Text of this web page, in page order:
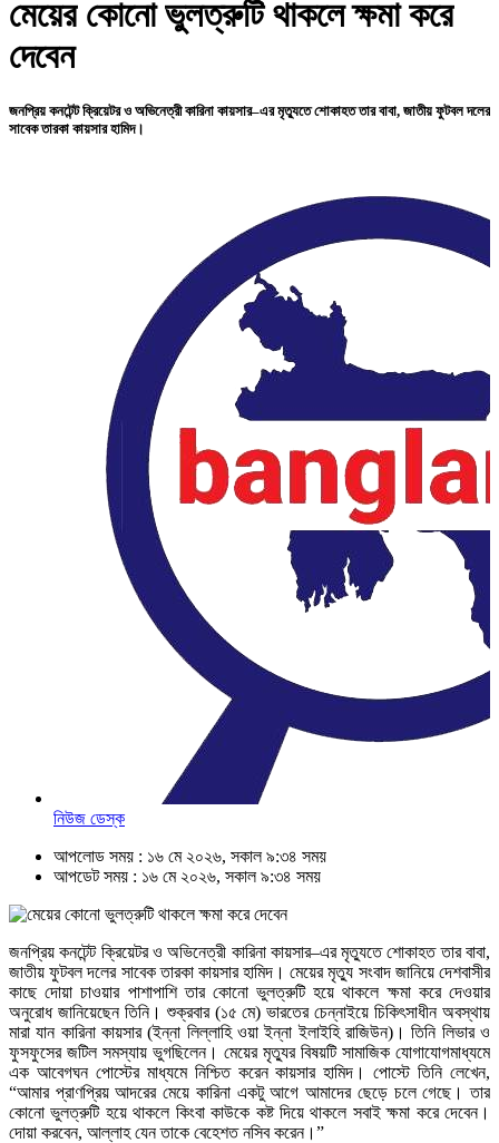
মেয়ের কোনো ভুলত্রুটি থাকলে ক্ষমা করে
দেবেন
জনপ্রিয় কনটেন্ট ক্রিয়েটর ও অভিনেত্রী কারিনা কায়সার–এর মৃত্যুতে শোকাহত তার বাবা, জাতীয় ফুটবল দলের
সাবেক তারকা কায়সার হামিদ।
নিউজ ডেস্ক
আপলোড সময় : ১৬ মে ২০২৬, সকাল ৯:৩৪ সময়
আপডেট সময় : ১৬ মে ২০২৬, সকাল ৯:৩৪ সময়
জনপ্রিয় কনটেন্ট ক্রিয়েটর ও অভিনেত্রী কারিনা কায়সার–এর মৃত্যুতে শোকাহত তার বাবা,
জাতীয় ফুটবল দলের সাবেক তারকা কায়সার হামিদ। মেয়ের মৃত্যু সংবাদ জানিয়ে দেশবাসীর
কাছে দোয়া চাওয়ার পাশাপাশি তার কোনো ভুলত্রুটি হয়ে থাকলে ক্ষমা করে দেওয়ার
অনুরোধ জানিয়েছেন তিনি। শুক্রবার (১৫ মে) ভারতের চেন্নাইয়ে চিকিৎসাধীন অবস্থায়
মারা যান কারিনা কায়সার (ইন্না লিল্লাহি ওয়া ইন্না ইলাইহি রাজিউন)। তিনি লিভার ও
ফুসফুসের জটিল সমস্যায় ভুগছিলেন। মেয়ের মৃত্যুর বিষয়টি সামাজিক যোগাযোগমাধ্যমে
এক আবেগঘন পোস্টের মাধ্যমে নিশ্চিত করেন কায়সার হামিদ। পোস্টে তিনি লেখেন,
“আমার প্রাণপ্রিয় আদরের মেয়ে কারিনা একটু আগে আমাদের ছেড়ে চলে গেছে। তার
কোনো ভুলত্রুটি হয়ে থাকলে কিংবা কাউকে কষ্ট দিয়ে থাকলে সবাই ক্ষমা করে দেবেন।
দোয়া করবেন, আল্লাহ যেন তাকে বেহেশত নসিব করেন।”